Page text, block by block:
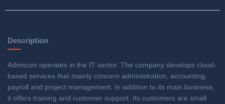
Description
Admicom operates in the IT sector. The company develops cloud-
based services that mainly concern administration, accounting,
payroll and project management. In addition to its main business,
it offers training and customer support. Its customers are small